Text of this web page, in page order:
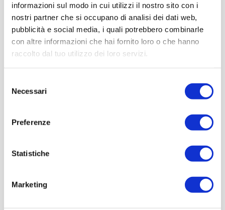
informazioni sul modo in cui utilizzi il nostro sito con i
nostri partner che si occupano di analisi dei dati web,
pubblicità e social media, i quali potrebbero combinarle
con altre informazioni che hai fornito loro o che hanno
raccolto dal tuo utilizzo dei loro servizi.
delNecessari
Preferenze
Statistiche
Marketing